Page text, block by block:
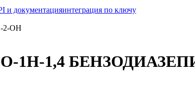
и документацияинтеграция по ключу
2-ОН
1Н-1,4